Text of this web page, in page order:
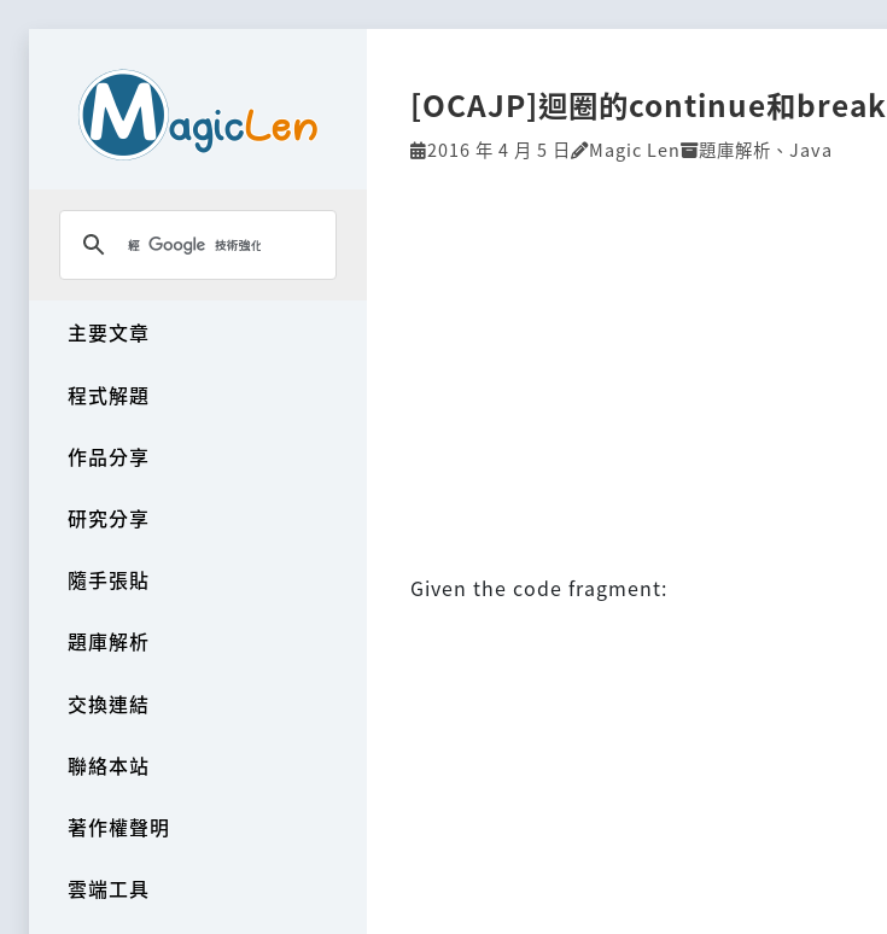
主要文章
程式解題
作品分享
研究分享
隨手張貼
題庫解析
交換連結
聯絡本站
著作權聲明
雲端工具
[OCAJP]迴圈的continue和break
2016 年 4 月 5 日 Magic Len 題庫解析 、 Java
Given the code fragment: